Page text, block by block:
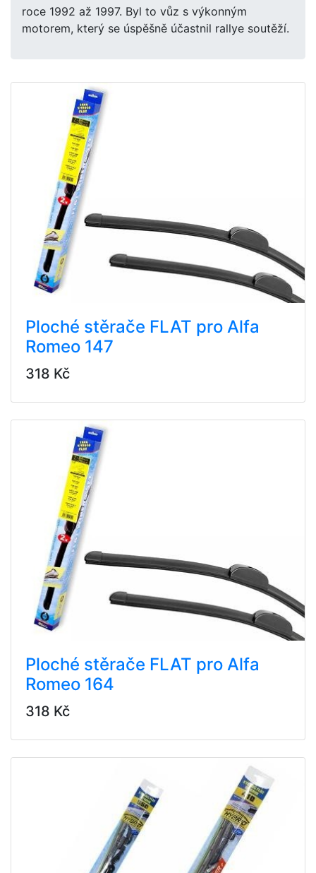
roce 1992 až 1997. Byl to vůz s výkonným
motorem, který se úspěšně účastnil rallye soutěží.
Ploché stěrače FLAT pro Alfa
Romeo 147
318 Kč
Ploché stěrače FLAT pro Alfa
Romeo 164
318 Kč